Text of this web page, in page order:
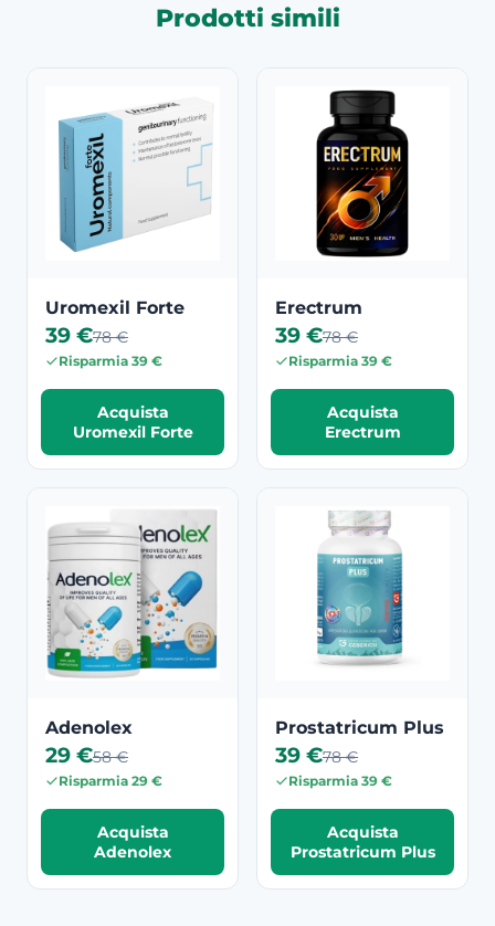
Prodotti simili
Uromexil Forte
39 €78 €
Risparmia 39 €
Acquista
Uromexil Forte
Erectrum
39 €78 €
Risparmia 39 €
Acquista
Erectrum
Adenolex
29 €58 €
Risparmia 29 €
Acquista
Adenolex
Prostatricum Plus
39 €78 €
Risparmia 39 €
Acquista
Prostatricum Plus